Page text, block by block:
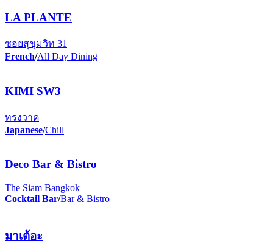
LA PLANTE
ซอยสุขุมวิท 31
French/All Day Dining
KIMI SW3
ทรงวาด
Japanese/Chill
Deco Bar & Bistro
The Siam Bangkok
Cocktail Bar/Bar & Bistro
มาเต้อะ